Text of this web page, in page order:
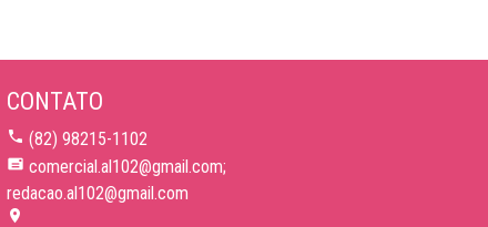
CONTATO
(82) 98215-1102
comercial.al102@gmail.com;
redacao.al102@gmail.com